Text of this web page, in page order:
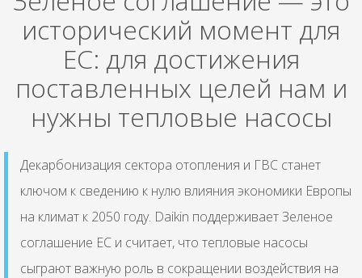
исторический момент для
ЕС: для достижения
поставленных целей нам и
нужны тепловые насосы
Декарбонизация сектора отопления и ГВС станет
ключом к сведению к нулю влияния экономики Европы
на климат к 2050 году. Daikin поддерживает Зеленое
соглашение ЕС и считает, что тепловые насосы
сыграют важную роль в сокращении воздействия на